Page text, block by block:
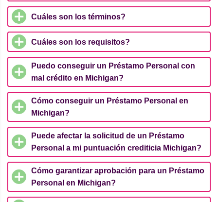
Cuáles son los términos?
Cuáles son los requisitos?
Puedo conseguir un Préstamo Personal con
mal crédito en Michigan?
Cómo conseguir un Préstamo Personal en
Michigan?
Puede afectar la solicitud de un Préstamo
Personal a mi puntuación crediticia Michigan?
Cómo garantizar aprobación para un Préstamo
Personal en Michigan?